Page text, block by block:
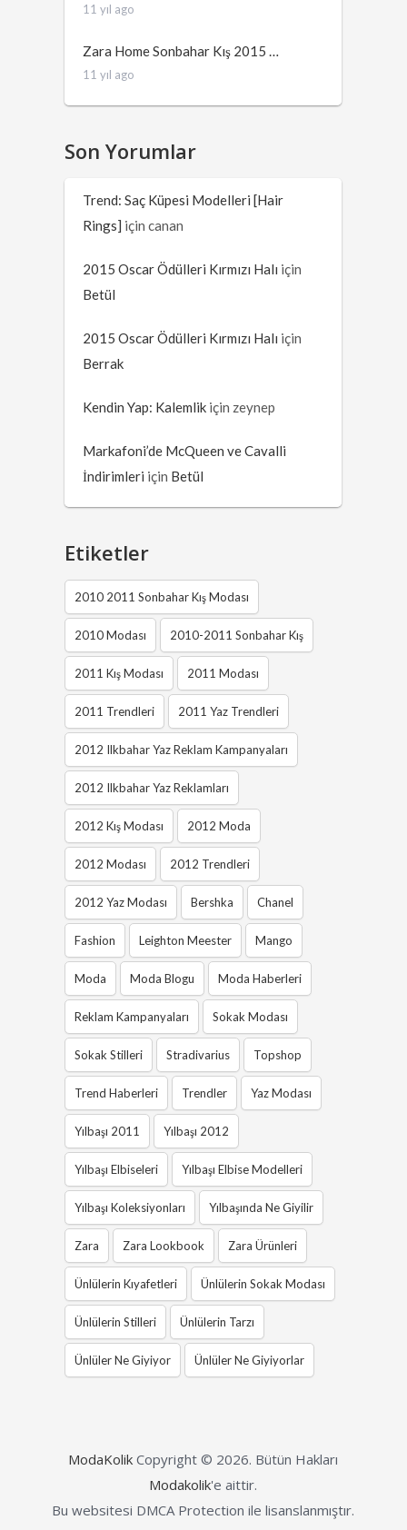
11 yıl ago
Zara Home Sonbahar Kış 2015 …
11 yıl ago
Son Yorumlar
Trend: Saç Küpesi Modelleri [Hair
Rings] içincanan
2015 Oscar Ödülleri Kırmızı Halı için
Betül
2015 Oscar Ödülleri Kırmızı Halı için
Berrak
Kendin Yap: Kalemlik için zeynep
Markafoni’de McQueen ve Cavalli
İndirimleri için Betül
Etiketler
2010 2011 Sonbahar Kış Modası
2010 Modası 2010-2011 Sonbahar Kış
2011 Kış Modası 2011 Modası
2011 Trendleri 2011 Yaz Trendleri
2012 Ilkbahar Yaz Reklam Kampanyaları
2012 Ilkbahar Yaz Reklamları
2012 Kış Modası 2012 Moda
2012 Modası 2012 Trendleri
2012 Yaz Modası Bershka Chanel
Fashion Leighton Meester Mango
Moda Moda Blogu Moda Haberleri
Reklam Kampanyaları Sokak Modası
Sokak Stilleri Stradivarius Topshop
Trend Haberleri Trendler Yaz Modası
Yılbaşı 2011 Yılbaşı 2012
Yılbaşı Elbiseleri Yılbaşı Elbise Modelleri
Yılbaşı Koleksiyonları Yılbaşında Ne Giyilir
Zara Zara Lookbook Zara Ürünleri
Ünlülerin Kıyafetleri Ünlülerin Sokak Modası
Ünlülerin Stilleri Ünlülerin Tarzı
Ünlüler Ne Giyiyor Ünlüler Ne Giyiyorlar
ModaKolik Copyright © 2026. Bütün Hakları
Modakolik'e aittir.
Bu websitesi DMCA Protection ile lisanslanmıştır.